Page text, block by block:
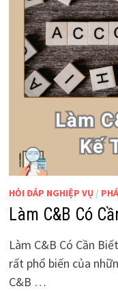
HỎI ĐÁP NGHIỆP VỤ/
Làm C&B Có
Làm C&B Có Cần
rất phổ biến của
C&B …